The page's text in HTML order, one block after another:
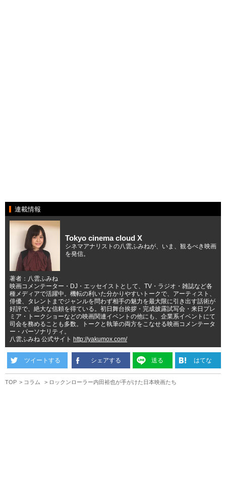
連載情報
Tokyo cinema cloud X
シネマアナリストの八雲ふみねが、いま、観るべき映画
を発信。
著者：八雲ふみね
映画コメンテーター・DJ・エッセイストとして、TV・ラジオ・雑誌など各
種メディアで活躍中。機転の利いた分かりやすいトークで、アーティスト、
俳優、タレントまでジャンルを問わず相手の魅力を最大限に引き出す話術が
好評で、絶大な信頼を得ている。初日舞台挨拶・完成披露試写会・来日プレ
ミア・トークショーなどの映画関連イベントの他にも、企業系イベントにて
司会を務めることも多数。トークと執筆の両方をこなせる映画コメンテータ
ー・パーソナリティ。
八雲ふみね 公式サイト
http://yakumox.com/
ツイートする シェアする 送る はてな
TOP コラム ロックンローラー内田裕也が手がけた日本映画たち